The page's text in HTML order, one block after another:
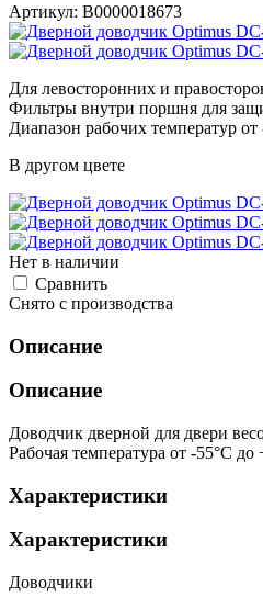
Артикул: В0000018673
Для левосторонних и
Фильтры внутри поршня для
Диапазон рабочих температур от
В другом цвете
Нет в наличии
Cравнить
Снято с производства
Описание
Описание
Доводчик дверной для двери
Рабочая температура от -55°С
Характеристики
Характеристики
Доводчики